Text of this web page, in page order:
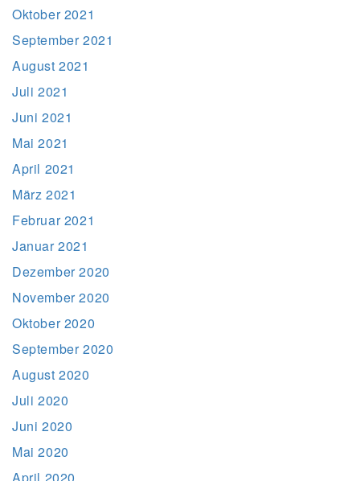
Oktober 2021
September 2021
August 2021
Juli 2021
Juni 2021
Mai 2021
April 2021
März 2021
Februar 2021
Januar 2021
Dezember 2020
November 2020
Oktober 2020
September 2020
August 2020
Juli 2020
Juni 2020
Mai 2020